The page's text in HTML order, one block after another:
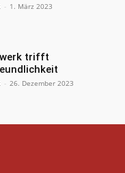
- 1. März 2023
trifft
- 26. Dezember 2023